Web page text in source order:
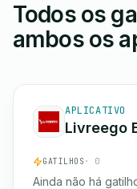
Todos os
ambos os
APLICATIVO
Livreego
GATILHOS · 0
Ainda não há